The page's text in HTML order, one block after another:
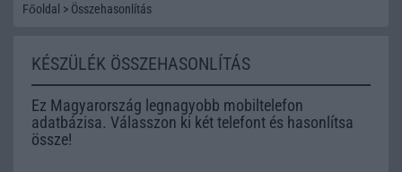
Főoldal > Összehasonlítás
KÉSZÜLÉK ÖSSZEHASONLÍTÁS
Ez Magyarország legnagyobb mobiltelefon
adatbázisa. Válasszon ki két telefont és hasonlítsa
össze!